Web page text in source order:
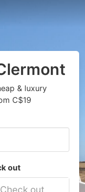
& luxury
C$19
out